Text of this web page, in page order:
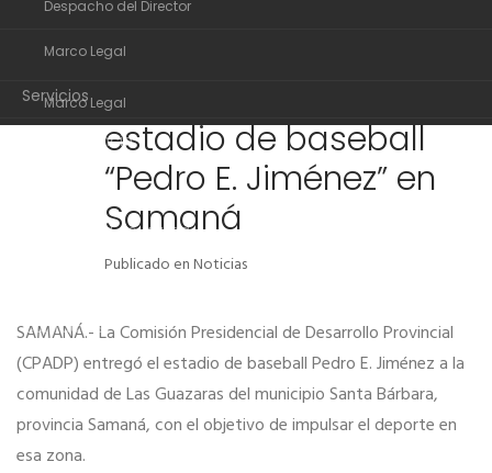
Organigrama
Despacho del Director
Marco Legal
Transparencia
Contactos
Despacho del Director
Marco Legal
Servicios
Transparencia
Comunidad de ayuda
24
JUN
Comisión Presidencial
de Desarrollo
Provincial entrega
estadio de baseball
“Pedro E. Jiménez” en
Samaná
Publicado enNoticias
SAMANÁ.- La Comisión Presidencial de Desarrollo Provincial
(CPADP) entregó el estadio de baseball Pedro E. Jiménez a la
comunidad de Las Guazaras del municipio Santa Bárbara,
provincia Samaná, con el objetivo de impulsar el deporte en
esa zona.